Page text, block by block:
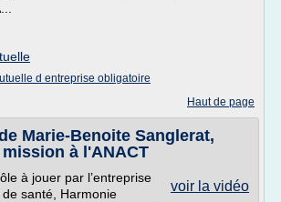
d entreprise obligatoire
Haut de page
Marie-Benoite Sanglerat,
à l'ANACT
voir la vidéo
à jouer par l’entreprise
santé, Harmonie